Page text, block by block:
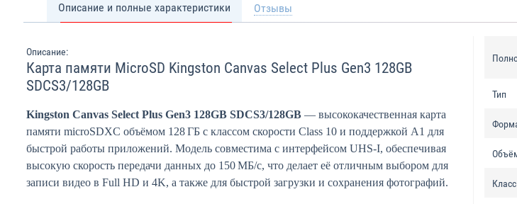
Описание и полные характеристики Отзывы
Описание:
Карта памяти MicroSD Kingston Canvas Select Plus Gen3 128GB
SDCS3/128GB
Kingston Canvas Select Plus Gen3 128GB SDCS3/128GB — высококачественная карта
памяти microSDXC объёмом 128 ГБ с классом скорости Class 10 и поддержкой A1 для
быстрой работы приложений. Модель совместима с интерфейсом UHS-I, обеспечивая
высокую скорость передачи данных до 150 МБ/с, что делает её отличным выбором для
записи видео в Full HD и 4K, а также для быстрой загрузки и сохранения фотографий.
Тип